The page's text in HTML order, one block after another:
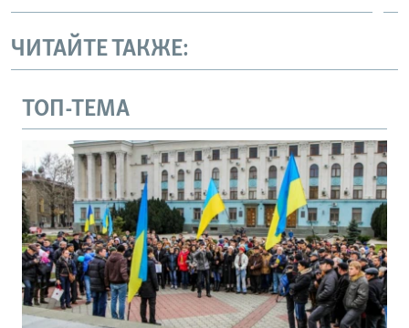
ЧИТАЙТЕ ТАКЖЕ:
ТОП-ТЕМА